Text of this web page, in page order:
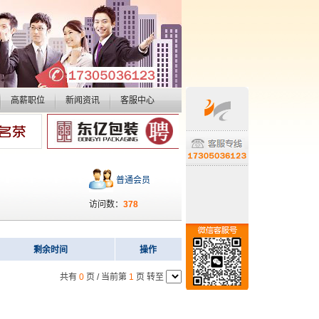
高薪职位 新闻资讯 客服中心
普通会员
访问数： 378
剩余时间 操作
共有 0页 / 当前第 1 页 转至